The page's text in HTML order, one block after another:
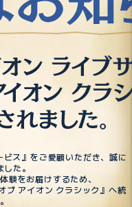
ス』をご愛顧いただき、誠に
た。
験をお届けするため、
アイオン クラシック』へ統